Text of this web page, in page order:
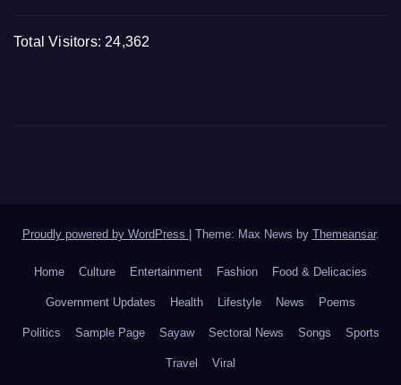
Total Visitors: 24,362
Proudly powered by WordPress Theme: Max News by Themeansar.
Home Culture Entertainment Fashion Food & Delicacies
Government Updates Health Lifestyle News Poems
Politics Sample Page Sayaw Sectoral News Songs Sports
Travel Viral